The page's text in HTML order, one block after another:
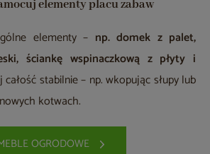
elementy placu zabaw
elementy – np. domek z palet,
ściankę wspinaczkową z płyty i
stabilnie – np. wkopując słupy lub
kotwach.
OGRODOWE